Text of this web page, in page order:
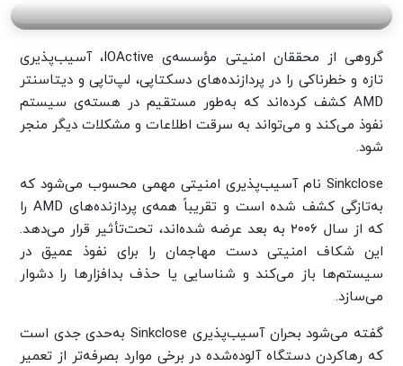
گروهی از محققان امنیتی مؤسسه‌ی IOActive، آسیب‌پذیری
تازه و خطرناکی را در پردازنده‌های دسکتاپی، لپ‌تاپی و دیتاسنتر
AMD کشف کرده‌اند که به‌طور مستقیم در هسته‌ی سیستم
نفوذ می‌کند و می‌تواند به سرقت اطلاعات و مشکلات دیگر منجر
شود.
Sinkclose نام آسیب‌پذیری امنیتی مهمی محسوب می‌شود که
به‌تازگی کشف شده است و تقریباً همه‌ی پردازنده‌های AMD را
که از سال ۲۰۰۶ به بعد عرضه شده‌اند، تحت‌تأثیر قرار می‌دهد.
این شکاف امنیتی دست مهاجمان را برای نفوذ عمیق در
سیستم‌ها باز می‌کند و شناسایی یا حذف بدافزارها را دشوار
می‌سازد.
گفته می‌شود بحران آسیب‌پذیری Sinkclose به‌حدی جدی است
که رهاکردن دستگاه آلوده‌شده در برخی موارد بصرفه‌تر از تعمیر